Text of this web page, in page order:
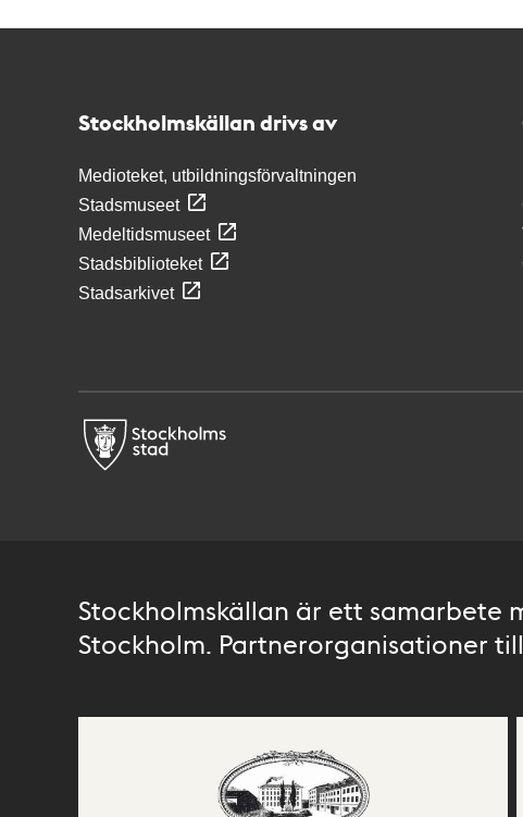
Stockholmskällan drivs av
Medioteket, utbildningsförvaltningen
Stadsmuseet
Medeltidsmuseet
Stadsbiblioteket
Stadsarkivet
Stockholmskällan är ett samarbete
Stockholm. Partnerorganisationer